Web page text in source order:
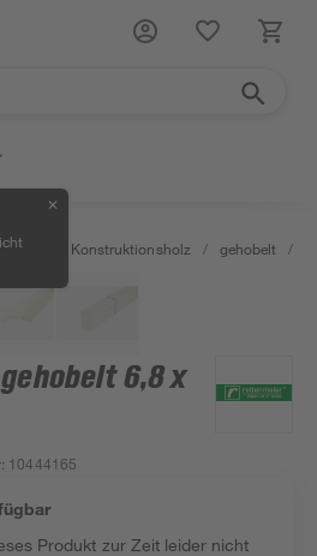
✕
Holz Konstruktionsholz / gehobelt /
6,8 x
: 10444165
Produkt zur Zeit leider nicht